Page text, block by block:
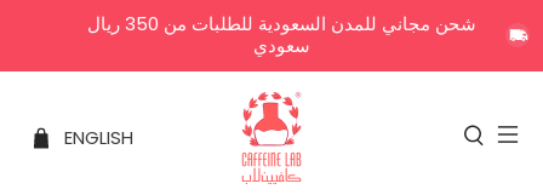
شحن مجاني للمدن السعودية للطلبات من 350 ريال
سعودي
ENGLISH